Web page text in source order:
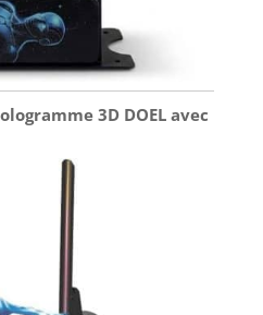
3D DOEL avec